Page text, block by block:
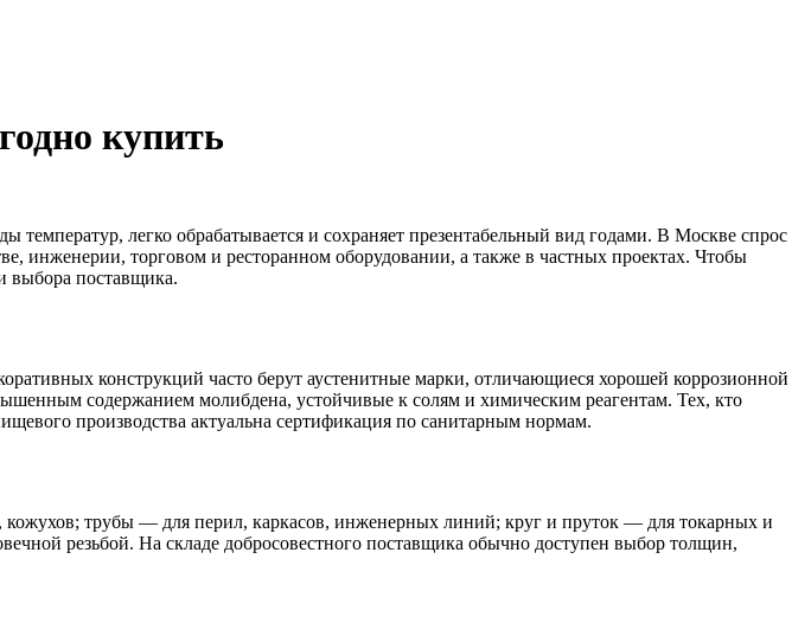
купить
легко обрабатывается и сохраняет презентабельный вид годами. В Москве спрос
инженерии, торговом и ресторанном оборудовании, а также в частных проектах. Чтобы
выбора поставщика.
конструкций часто берут аустенитные марки, отличающиеся хорошей коррозионной
содержанием молибдена, устойчивые к солям и химическим реагентам. Тех, кто
производства актуальна сертификация по санитарным нормам.
трубы — для перил, каркасов, инженерных линий; круг и пруток — для токарных и
резьбой. На складе добросовестного поставщика обычно доступен выбор толщин,